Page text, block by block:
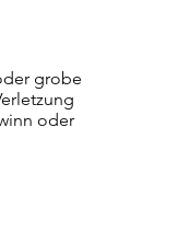
grobe
oder